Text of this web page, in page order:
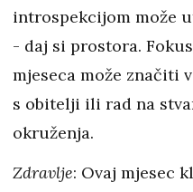
introspekcijom može
- daj si prostora.
mjeseca može značiti
s obitelji ili rad na
okruženja.
Zdravlje: Ovaj mjesec